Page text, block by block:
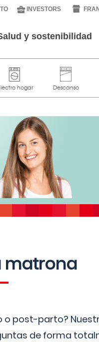
INVESTORS
y sostenibilidad
matrona
o post-parto?
de forma